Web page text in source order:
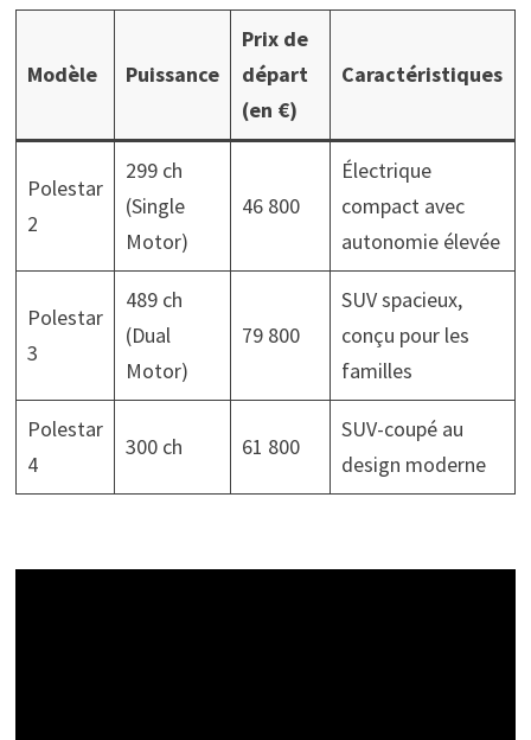
Modèle Puissance
Prix de
départ
(en €)
Caractéristiques
Polestar
2
299 ch
(Single
Motor)
46 800
Électrique
compact avec
autonomie élevée
Polestar
3
489 ch
(Dual
Motor)
79 800
SUV spacieux,
conçu pour les
familles
Polestar
4
300 ch 61 800
SUV-coupé au
design moderne